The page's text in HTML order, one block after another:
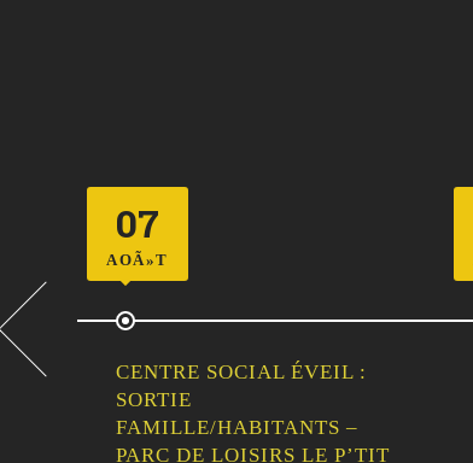
07
AOÃ»T
CENTRE SOCIAL ÉVEIL :
SORTIE
FAMILLE/HABITANTS –
PARC DE LOISIRS LE P’TIT